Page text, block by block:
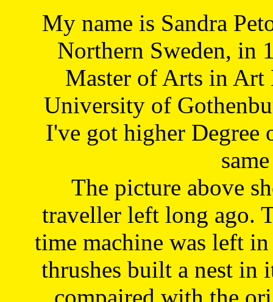
My name is Sandra
Northern Sweden, in
Master of Arts in Art
University of
I've got higher Degree
The picture above
traveller left long ago.
time machine was left
thrushes built a nest in